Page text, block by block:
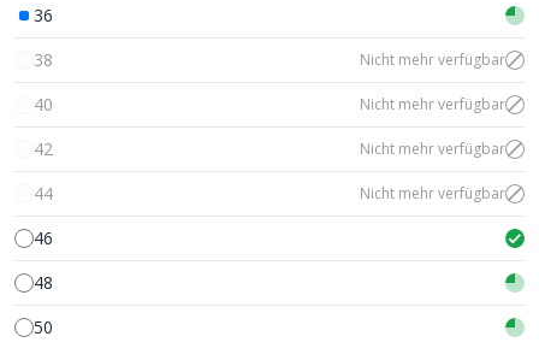
36
38
Nicht mehr verfügbar
40 Nicht mehr verfügbar
42 Nicht mehr verfügbar
44 Nicht mehr verfügbar
46
48
50